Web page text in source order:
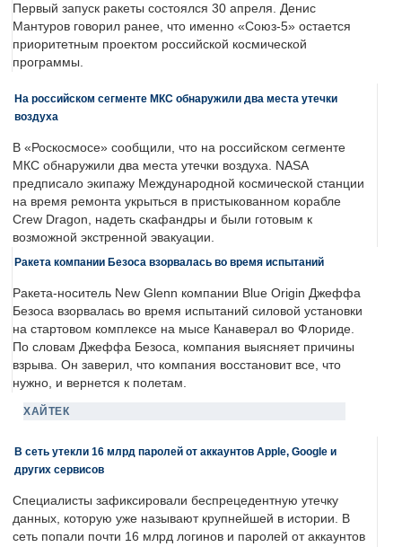
Первый запуск ракеты состоялся 30 апреля. Денис
Мантуров говорил ранее, что именно «Союз-5» остается
приоритетным проектом российской космической
программы.
На российском сегменте МКС обнаружили два места утечки
воздуха
В «Роскосмосе» сообщили, что на российском сегменте
МКС обнаружили два места утечки воздуха. NASA
предписало экипажу Международной космической станции
на время ремонта укрыться в пристыкованном корабле
Crew Dragon, надеть скафандры и были готовым к
возможной экстренной эвакуации.
Ракета компании Безоса взорвалась во время испытаний
Ракета-носитель New Glenn компании Blue Origin Джеффа
Безоса взорвалась во время испытаний силовой установки
на стартовом комплексе на мысе Канаверал во Флориде.
По словам Джеффа Безоса, компания выясняет причины
взрыва. Он заверил, что компания восстановит все, что
нужно, и вернется к полетам.
ХАЙТЕК
В сеть утекли 16 млрд паролей от аккаунтов Apple, Google и
других сервисов
Специалисты зафиксировали беспрецедентную утечку
данных, которую уже называют крупнейшей в истории. В
сеть попали почти 16 млрд логинов и паролей от аккаунтов